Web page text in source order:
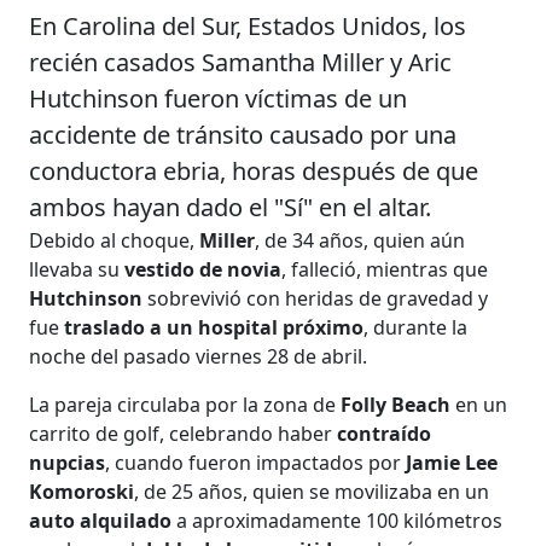
En Carolina del Sur, Estados Unidos, los
recién casados Samantha Miller y Aric
Hutchinson fueron víctimas de un
accidente de tránsito causado por una
conductora ebria, horas después de que
ambos hayan dado el "Sí" en el altar.
Debido al choque, Miller, de 34 años, quien aún
llevaba su vestido de novia, falleció, mientras que
Hutchinsonsobrevivió con heridas de gravedad y
fuetraslado a un hospital próximo, durante la
noche del pasado viernes 28 de abril.
La pareja circulaba por la zona de Folly Beach en un
carrito de golf, celebrando habercontraído
nupcias, cuando fueron impactados por Jamie Lee
Komoroski, de 25 años, quien se movilizaba en un
auto alquiladoa aproximadamente 100 kilómetros